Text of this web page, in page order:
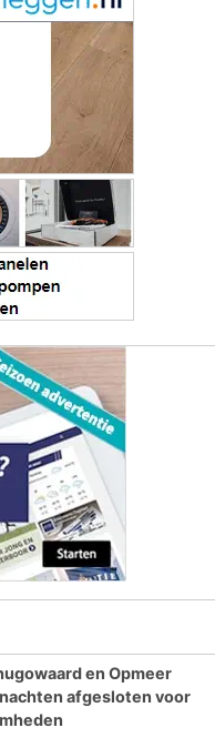
en Opmeer
afgesloten voor